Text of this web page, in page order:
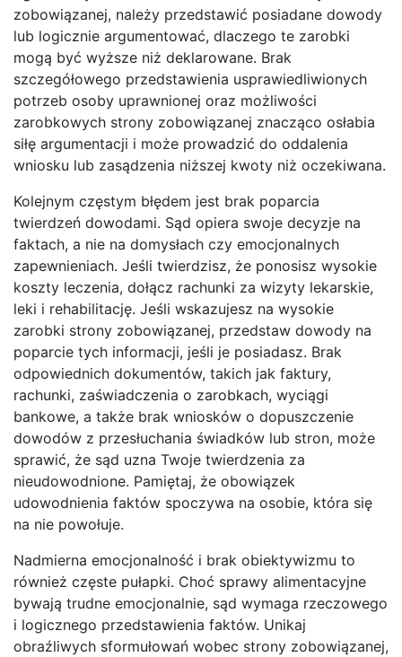
zobowiązanej, należy przedstawić posiadane dowody
lub logicznie argumentować, dlaczego te zarobki
mogą być wyższe niż deklarowane. Brak
szczegółowego przedstawienia usprawiedliwionych
potrzeb osoby uprawnionej oraz możliwości
zarobkowych strony zobowiązanej znacząco osłabia
siłę argumentacji i może prowadzić do oddalenia
wniosku lub zasądzenia niższej kwoty niż oczekiwana.
Kolejnym częstym błędem jest brak poparcia
twierdzeń dowodami. Sąd opiera swoje decyzje na
faktach, a nie na domysłach czy emocjonalnych
zapewnieniach. Jeśli twierdzisz, że ponosisz wysokie
koszty leczenia, dołącz rachunki za wizyty lekarskie,
leki i rehabilitację. Jeśli wskazujesz na wysokie
zarobki strony zobowiązanej, przedstaw dowody na
poparcie tych informacji, jeśli je posiadasz. Brak
odpowiednich dokumentów, takich jak faktury,
rachunki, zaświadczenia o zarobkach, wyciągi
bankowe, a także brak wniosków o dopuszczenie
dowodów z przesłuchania świadków lub stron, może
sprawić, że sąd uzna Twoje twierdzenia za
nieudowodnione. Pamiętaj, że obowiązek
udowodnienia faktów spoczywa na osobie, która się
na nie powołuje.
Nadmierna emocjonalność i brak obiektywizmu to
również częste pułapki. Choć sprawy alimentacyjne
bywają trudne emocjonalnie, sąd wymaga rzeczowego
i logicznego przedstawienia faktów. Unikaj
obraźliwych sformułowań wobec strony zobowiązanej,